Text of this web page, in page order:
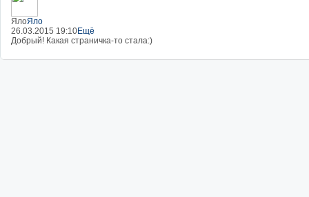
ЯлоЯло
26.03.2015 19:10Ещё
Добрый! Какая страничка-то стала:)